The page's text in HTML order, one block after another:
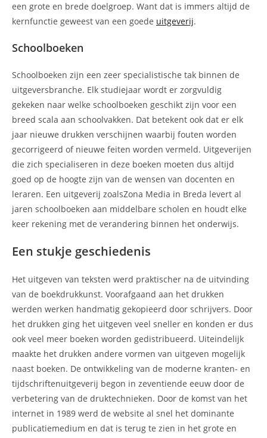
een grote en brede doelgroep. Want dat is immers altijd de
kernfunctie geweest van een goede uitgeverij.
Schoolboeken
Schoolboeken zijn een zeer specialistische tak binnen de
uitgeversbranche. Elk studiejaar wordt er zorgvuldig
gekeken naar welke schoolboeken geschikt zijn voor een
breed scala aan schoolvakken. Dat betekent ook dat er elk
jaar nieuwe drukken verschijnen waarbij fouten worden
gecorrigeerd of nieuwe feiten worden vermeld. Uitgeverijen
die zich specialiseren in deze boeken moeten dus altijd
goed op de hoogte zijn van de wensen van docenten en
leraren. Een uitgeverij zoalsZona Media in Breda levert al
jaren schoolboeken aan middelbare scholen en houdt elke
keer rekening met de verandering binnen het onderwijs.
Een stukje geschiedenis
Het uitgeven van teksten werd praktischer na de uitvinding
van de boekdrukkunst. Voorafgaand aan het drukken
werden werken handmatig gekopieerd door schrijvers. Door
het drukken ging het uitgeven veel sneller en konden er dus
ook veel meer boeken worden gedistribueerd. Uiteindelijk
maakte het drukken andere vormen van uitgeven mogelijk
naast boeken. De ontwikkeling van de moderne kranten- en
tijdschriftenuitgeverij begon in zeventiende eeuw door de
verbetering van de druktechnieken. Door de komst van het
internet in 1989 werd de website al snel het dominante
publicatiemedium en dat is terug te zien in het grote en